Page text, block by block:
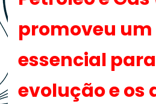
promoveu
essencial
evolução e os